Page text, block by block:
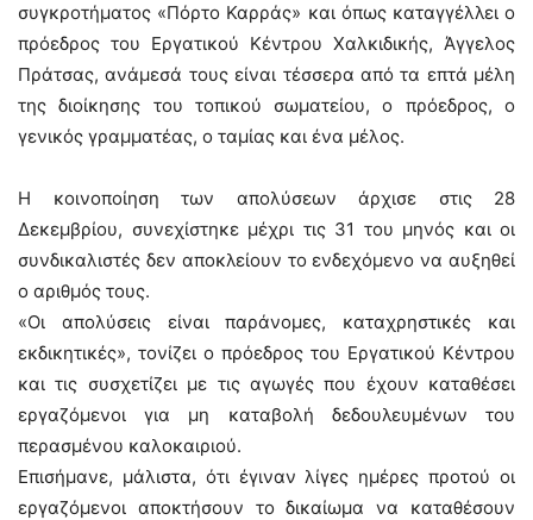
συγκροτήματος «Πόρτο Καρράς» και όπως καταγγέλλει ο
πρόεδρος του Εργατικού Κέντρου Χαλκιδικής, Άγγελος
Πράτσας, ανάμεσά τους είναι τέσσερα από τα επτά μέλη
της διοίκησης του τοπικού σωματείου, ο πρόεδρος, ο
γενικός γραμματέας, ο ταμίας και ένα μέλος.
Η κοινοποίηση των απολύσεων άρχισε στις 28
Δεκεμβρίου, συνεχίστηκε μέχρι τις 31 του μηνός και οι
συνδικαλιστές δεν αποκλείουν το ενδεχόμενο να αυξηθεί
ο αριθμός τους.
«Οι απολύσεις είναι παράνομες, καταχρηστικές και
εκδικητικές», τονίζει ο πρόεδρος του Εργατικού Κέντρου
και τις συσχετίζει με τις αγωγές που έχουν καταθέσει
εργαζόμενοι για μη καταβολή δεδουλευμένων του
περασμένου καλοκαιριού.
Επισήμανε, μάλιστα, ότι έγιναν λίγες ημέρες προτού οι
εργαζόμενοι αποκτήσουν το δικαίωμα να καταθέσουν